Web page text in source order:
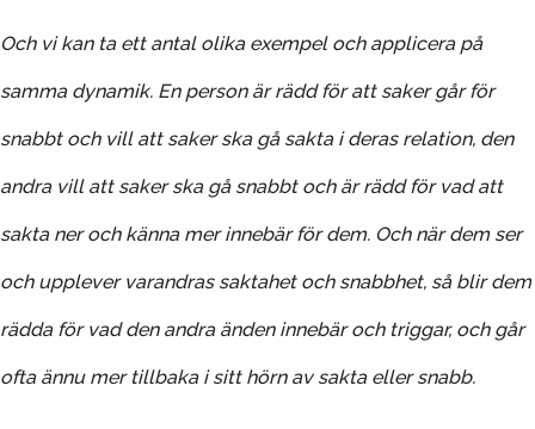
Och vi kan ta ett antal olika exempel och applicera på
samma dynamik. En person är rädd för att saker går för
snabbt och vill att saker ska gå sakta i deras relation, den
andra vill att saker ska gå snabbt och är rädd för vad att
sakta ner och känna mer innebär för dem. Och när dem ser
och upplever varandras saktahet och snabbhet, så blir dem
rädda för vad den andra änden innebär och triggar, och går
ofta ännu mer tillbaka i sitt hörn av sakta eller snabb.